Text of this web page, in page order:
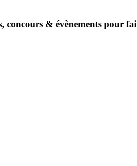
concours & évènements pour